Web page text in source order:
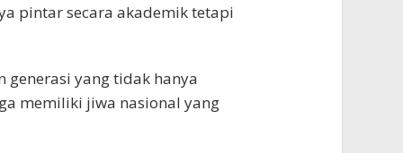
pintar secara akademik tetapi
generasi yang tidak hanya
memiliki jiwa nasional yang